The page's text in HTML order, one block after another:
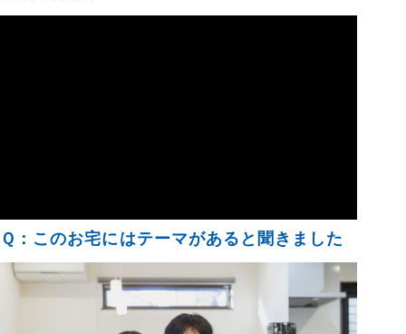
Ｑ：このお宅にはテーマがあると聞きました